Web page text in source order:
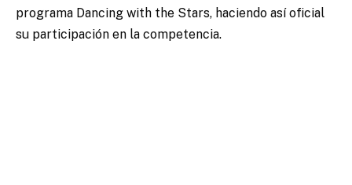
programa Dancing with the Stars, haciendo así oficial
su participación en la competencia.